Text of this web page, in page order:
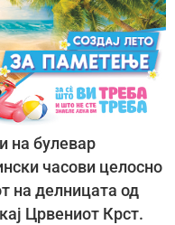
на булевар
часови целосно
на делницата од
Црвениот Крст.